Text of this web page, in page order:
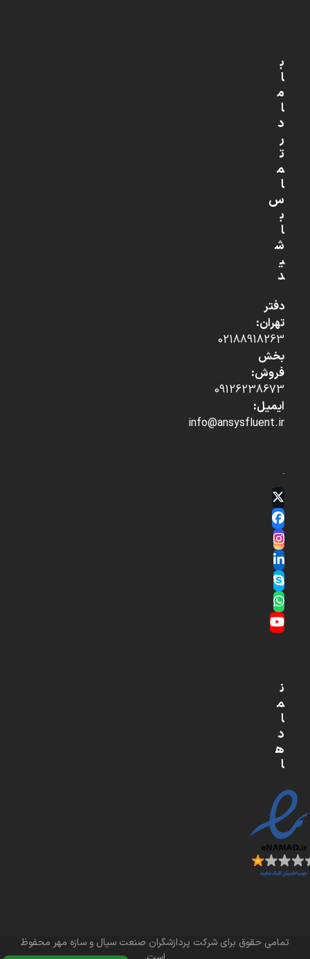
ب
ا
م
ا
د
ر
ت
م
ا
س
ب
ا
ش
ی
د
دفتر
تهران:
02188918263
بخش
فروش:
09126238673
ایمیل:
info@ansysfluent.ir
Twitter
(deprecated)
Facebook
Instagram
LinkedIn
Skype
Whatsapp
YouTube
ن
م
ا
د
ه
ا
تمامی حقوق برای شرکت پردازشگران صنعت سیال و سازه مهر محفوظ